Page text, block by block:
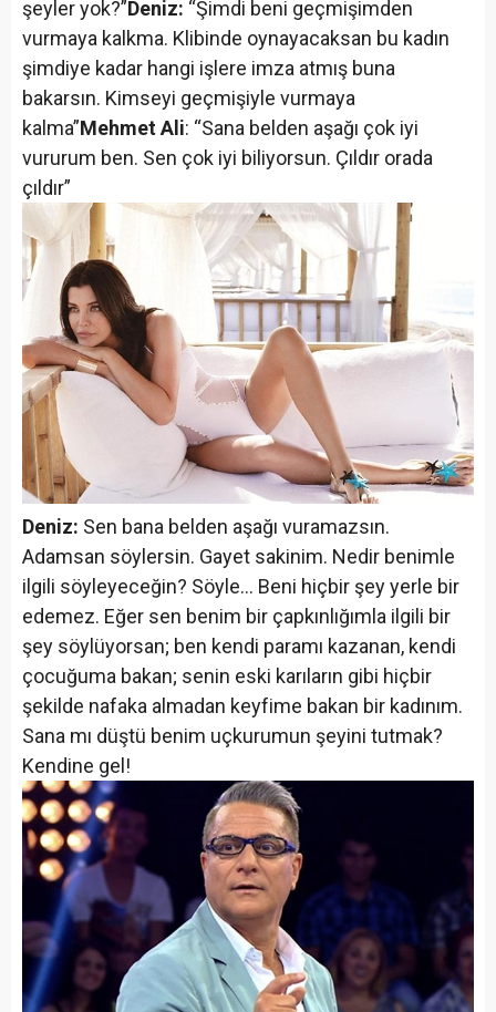
şeyler yok?”Deniz: “Şimdi beni geçmişimden
vurmaya kalkma. Klibinde oynayacaksan bu kadın
şimdiye kadar hangi işlere imza atmış buna
bakarsın. Kimseyi geçmişiyle vurmaya
kalma”Mehmet Ali: “Sana belden aşağı çok iyi
vururum ben. Sen çok iyi biliyorsun. Çıldır orada
çıldır”
Deniz: Sen bana belden aşağı vuramazsın.
Adamsan söylersin. Gayet sakinim. Nedir benimle
ilgili söyleyeceğin? Söyle… Beni hiçbir şey yerle bir
edemez. Eğer sen benim bir çapkınlığımla ilgili bir
şey söylüyorsan; ben kendi paramı kazanan, kendi
çocuğuma bakan; senin eski karıların gibi hiçbir
şekilde nafaka almadan keyfime bakan bir kadınım.
Sana mı düştü benim uçkurumun şeyini tutmak?
Kendine gel!